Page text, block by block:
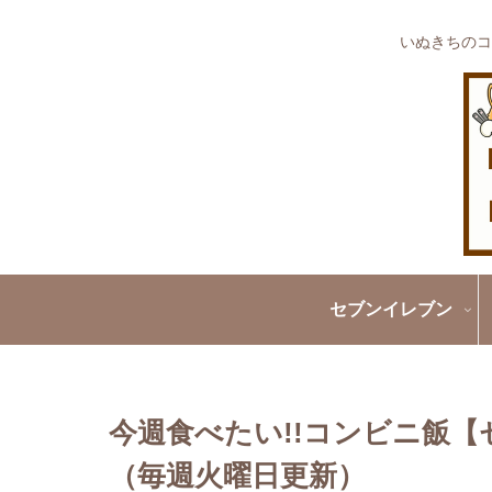
いぬきちの
セブンイレブン
今週食べたい!!コンビニ飯
（毎週火曜日更新）